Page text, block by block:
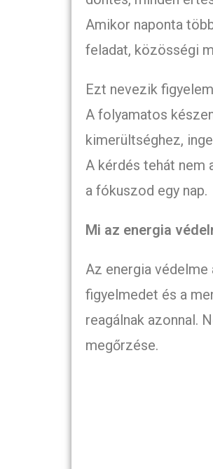
Amikor naponta
feladat, közösségi
Ezt nevezik
A folyamatos
kimerültséghez,
A kérdés tehát nem
a fókuszod egy nap.
Mi az energia
Az energia
figyelmedet és a
reagálnak azonnal.
megőrzése.